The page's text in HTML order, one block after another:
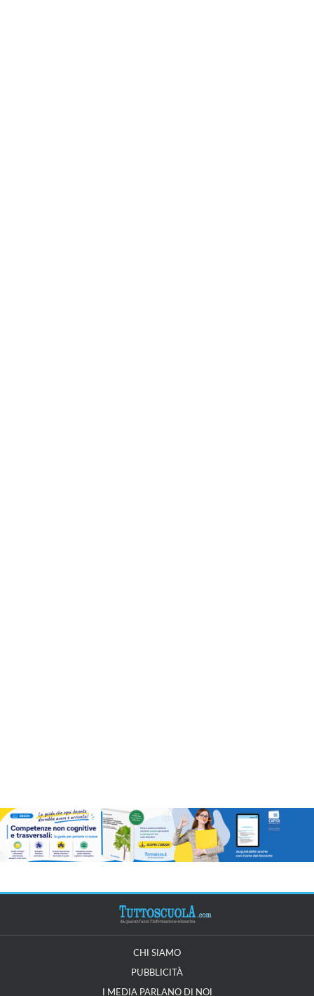
CHI SIAMO
PUBBLICITÀ
I MEDIA PARLANO DI NOI